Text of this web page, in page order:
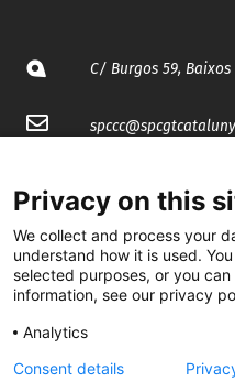
C/ Burgos 59,
spccc@
@CGTCatalunya
cgtcatalunya
CGTCatalunya
cgtcatalunya
Privacy on this
We collect and process your
understand how it is used.
selected purposes, or you
information, see our privacy
Analytics
Consent details